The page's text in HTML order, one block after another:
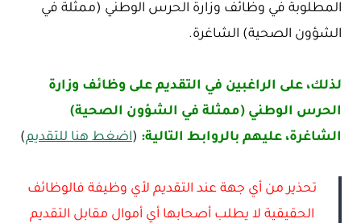
المطلوبة في وظائف وزارة الحرس الوطني (ممثلة في
الشؤون الصحية) الشاغرة.
لذلك، على الراغبين في التقديم على وظائف وزارة
الحرس الوطني (ممثلة في الشؤون الصحية)
الشاغرة، عليهم بالروابط التالية: (اضغط هنا للتقديم)
تحذير من أي جهة عند التقديم لأي وظيفة فالوظائف
الحقيقية لا يطلب أصحابها أي أموال مقابل التقديم